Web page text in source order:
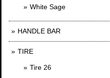
White Sage
HANDLE BAR
TIRE
Tire 26